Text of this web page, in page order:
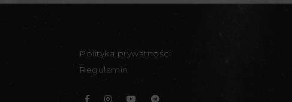
Polityka prywatności
Regulamin